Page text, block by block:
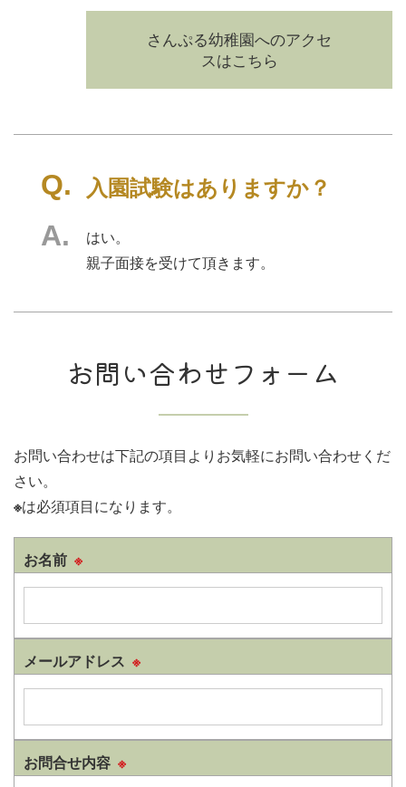
さんぷる幼稚園へのアクセ
スはこちら
入園試験はありますか？
はい。
親子面接を受けて頂きます。
お問い合わせフォーム
お問い合わせは下記の項目よりお気軽にお問い合わせくだ
さい。
※は必須項目になります。
お名前 ※
メールアドレス ※
お問合せ内容 ※